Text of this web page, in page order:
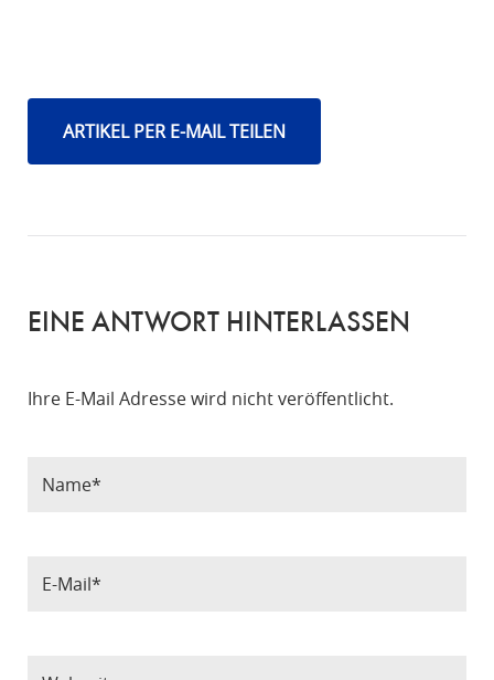
ARTIKEL PER E-MAIL TEILEN
EINE ANTWORT HINTERLASSEN
Ihre E-Mail Adresse wird nicht veröffentlicht.